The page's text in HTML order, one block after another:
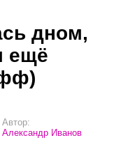
дном,
ещё
Автор:
Александр Иванов